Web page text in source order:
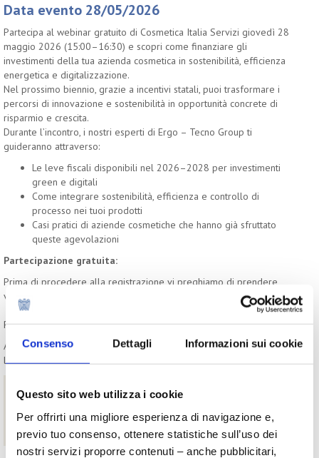
Consenso Dettagli Informazioni sui cookie
Questo sito web utilizza i cookie
Per offrirti una migliore esperienza di navigazione e,
previo tuo consenso, ottenere statistiche sull’uso dei
nostri servizi proporre contenuti – anche pubblicitari,
Data evento 28/05/2026
Partecipa al webinar gratuito di Cosmetica Italia Servizi giovedì 28
maggio 2026 (15:00–16:30) e scopri come finanziare gli
investimenti della tua azienda cosmetica in sostenibilità, efficienza
energetica e digitalizzazione.
Nel prossimo biennio, grazie a incentivi statali, puoi trasformare i
percorsi di innovazione e sostenibilità in opportunità concrete di
risparmio e crescita.
Durante l’incontro, i nostri esperti di Ergo – Tecno Group ti
guideranno attraverso:
Le leve fiscali disponibili nel 2026–2028 per investimenti
green e digitali
Come integrare sostenibilità, efficienza e controllo di
processo nei tuoi prodotti
Casi pratici di aziende cosmetiche che hanno già sfruttato
queste agevolazioni
Partecipazione gratuita:
Prima di procedere alla registrazione vi preghiamo di prendere
visione dell'
Per partecipare è necessario registrarsi tramite il seguentelink
A registrazione avvenuta riceverete una mail di conferma tramite
la quale accedere al webinar.
Contatti
Daniela Pezzetti |
professionaltraining@cosmeticaitaliaservizi.it